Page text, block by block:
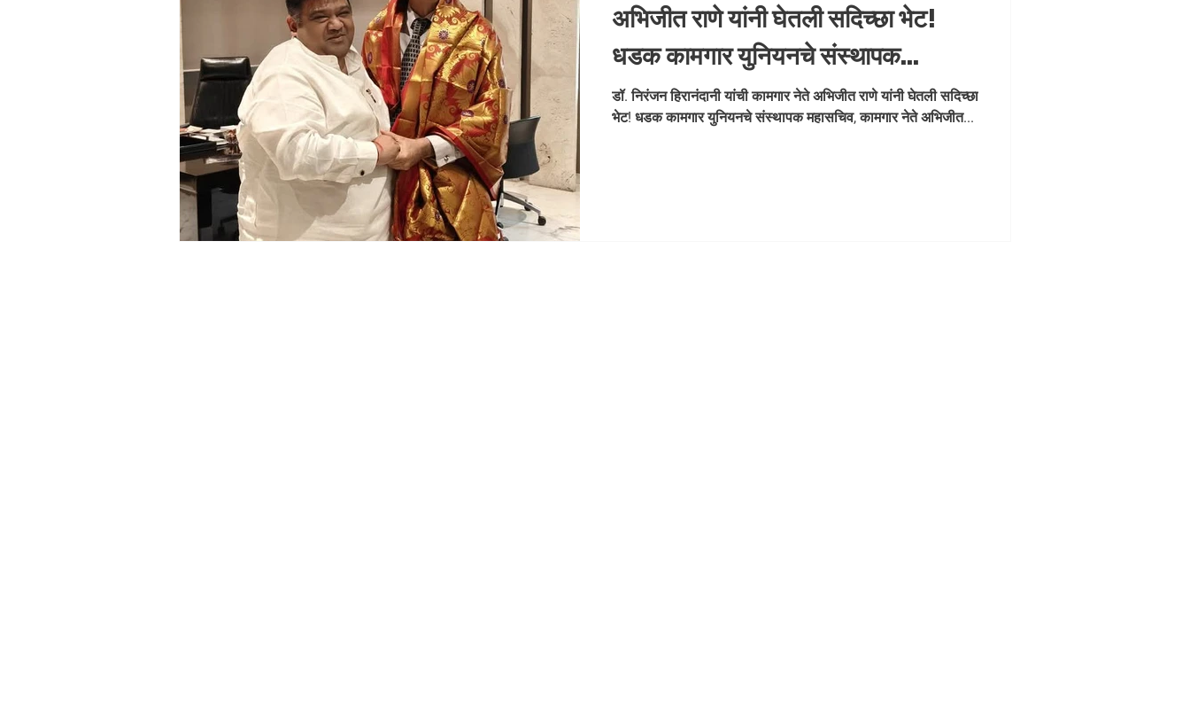
अभिजीत राणे यांनी घेतली सदिच्छा भेट!
धडक कामगार युनियनचे संस्थापक
महासचिव, कामगार नेते अभिजीत राणे यांनी
प्रसिद्ध उद्योगपती व हिरानंदानी ग्रुपचे
डॉ. निरंजन हिरानंदानी यांची कामगार नेते अभिजीत राणे यांनी घेतली सदिच्छा
भेट! धडक कामगार युनियनचे संस्थापक महासचिव, कामगार नेते अभिजीत...